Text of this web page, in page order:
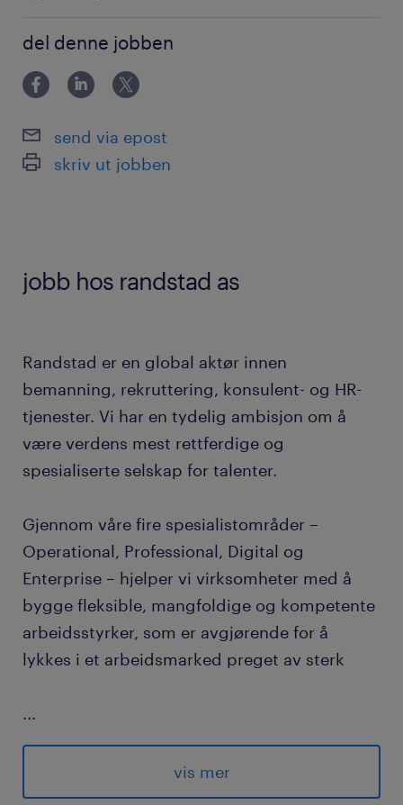
Driftsansvarlig
Drifting av IT systemer
Driftsansvar
Miljøfokus
Miljø
Energiforsyning
Energieffektivitet
Energieffektivisering
Energibesparelse
Energiberegninger
Energibalanse
Kuldeteknikker
Kuldemontør
Elektroingeniør
del denne jobben
send via epost
skriv ut jobben
jobb hos randstad as
Randstad er en global aktør innen
bemanning, rekruttering, konsulent- og HR-
tjenester. Vi har en tydelig ambisjon om å
være verdens mest rettferdige og
spesialiserte selskap for talenter.
Gjennom våre fire spesialistområder –
Operational, Professional, Digital og
Enterprise – hjelper vi virksomheter med å
bygge fleksible, mangfoldige og kompetente
arbeidsstyrker, som er avgjørende for å
lykkes i et arbeidsmarked preget av sterk
...
konkurranse om de beste hodene.
Vi bidrar til at mennesker finner meningsfulle
vis mer